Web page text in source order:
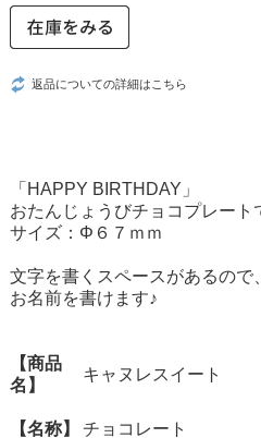
返品についての詳細はこちら
「HAPPY BIRTHDAY」
おたんじょうびチョコプレート
サイズ：Φ６７ｍｍ
文字を書くスペースがあるので
お名前を書けます♪
【商品
名】
キャヌレスイート
【名称】 チョコレート